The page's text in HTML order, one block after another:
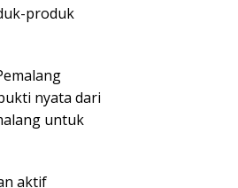
produk
nyata dari
untuk
aktif